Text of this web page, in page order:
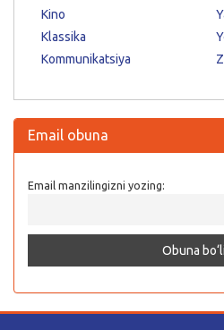
Kino
Klassika
Kommunikatsiya
Email obuna
Email manzilingizni yozing: